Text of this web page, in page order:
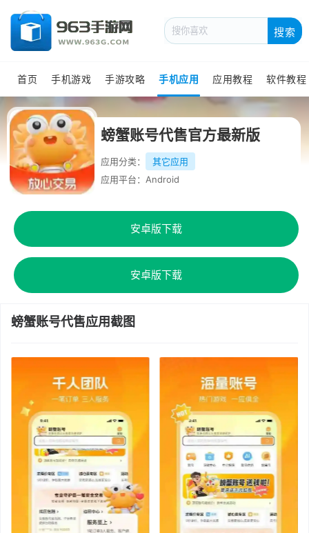
搜索
首页 手机游戏 手游攻略 手机应用 应用教程 软件教程
螃蟹账号代售官方最新版
应用分类：
其它应用
应用平台：Android
安卓版下载
安卓版下载
螃蟹账号代售应用截图